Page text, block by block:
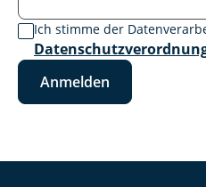
Ich stimme der
Anmelden